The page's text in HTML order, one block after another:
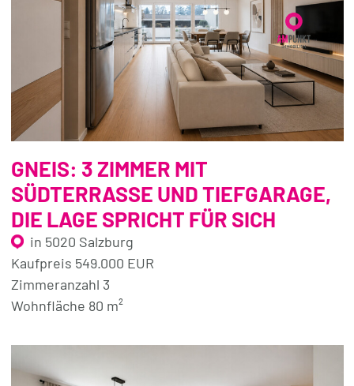
GNEIS: 3 ZIMMER MIT
SÜDTERRASSE UND TIEFGARAGE,
DIE LAGE SPRICHT FÜR SICH
in 5020 Salzburg
Kaufpreis 549.000 EUR
Zimmeranzahl 3
Wohnfläche 80 m²